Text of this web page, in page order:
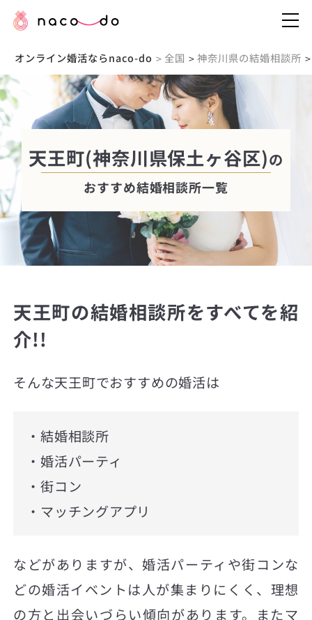
オンライン婚活ならnaco-do > 全国 > 神奈川県の結婚相談所 >
天王町(神奈川県保土ヶ谷区)の
おすすめ結婚相談所一覧
天王町の結婚相談所をすべてを紹
介!!
そんな天王町でおすすめの婚活は
・結婚相談所
・婚活パーティ
・街コン
・マッチングアプリ
などがありますが、婚活パーティや街コンな
どの婚活イベントは人が集まりにくく、理想
の方と出会いづらい傾向があります。またマ